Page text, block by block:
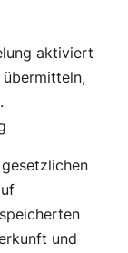
aktiviert
übermitteln,
und